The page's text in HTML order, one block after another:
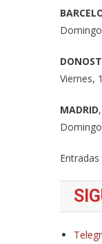
Viernes,
MADRID